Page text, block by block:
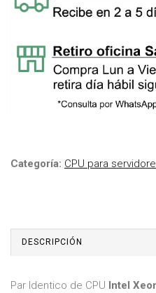
Categoría: CPU para
DESCRIPCIÓN
Par Identico de CPU Intel